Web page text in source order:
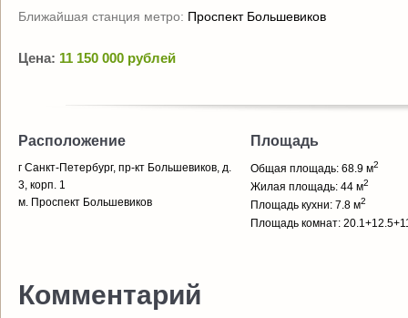
Ближайшая станция метро: Проспект Большевиков
Цена: 11 150 000 рублей
Расположение
г Санкт-Петербург, пр-кт Большевиков, д.
3, корп. 1
м. Проспект Большевиков
Площадь
Общая площадь: 68.9 м2
Жилая площадь: 44 м2
Площадь кухни: 7.8 м2
Площадь комнат:
Комментарий